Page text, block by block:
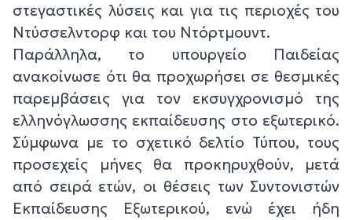
στεγαστικές λύσεις και για τις περιοχές του
Ντύσσελντορφ και του Ντόρτμουντ.
Παράλληλα, το υπουργείο Παιδείας
ανακοίνωσε ότι θα προχωρήσει σε θεσμικές
παρεμβάσεις για τον εκσυγχρονισμό της
ελληνόγλωσσης εκπαίδευσης στο εξωτερικό.
Σύμφωνα με το σχετικό δελτίο Τύπου, τους
προσεχείς μήνες θα προκηρυχθούν, μετά
από σειρά ετών, οι θέσεις των Συντονιστών
Εκπαίδευσης Εξωτερικού, ενώ έχει ήδη